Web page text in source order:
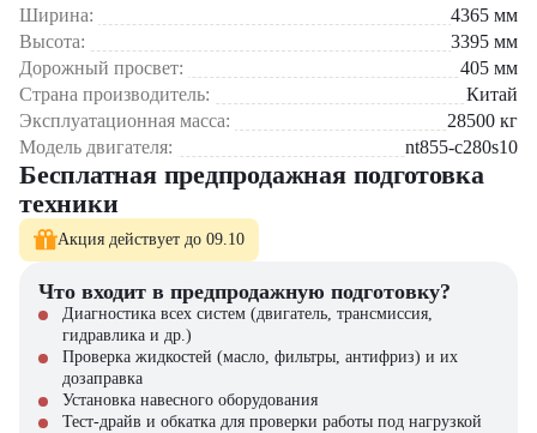
Ширина:
4365 мм
Высота:
3395 мм
Дорожный просвет:
405 мм
Страна производитель:
Китай
Эксплуатационная масса:
28500 кг
Модель двигателя:
nt855-c280s10
Бесплатная предпродажная подготовка
техники
Акция действует до 09.10
Что входит в предпродажную подготовку?
Диагностика всех систем (двигатель, трансмиссия,
гидравлика и др.)
Проверка жидкостей (масло, фильтры, антифриз) и их
дозаправка
Установка навесного оборудования
Тест-драйв и обкатка для проверки работы под нагрузкой